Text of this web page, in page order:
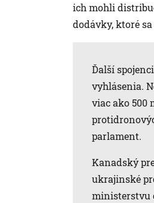
ich mohli
dodávky, ktoré
Ďalší
vyhlásenia.
viac ako 500
parlament.
Kanadský
ukrajinské
ministerstvu